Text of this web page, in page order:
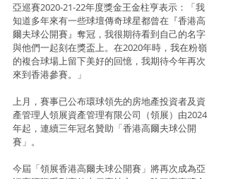
亞巡賽2020-21-22年度獎金王金柱亨表示：「我
知道多年來有一些球壇傳奇球星都曾在『香港高
爾夫球公開賽』奪冠，我很期待看到自己的名字
與他們一起刻在獎盃上。在2020年時，我在粉嶺
的複合球場上留下美好的回憶，我期待今年再次
來到香港參賽。」
上月，賽事已公布環球領先的房地產投資者及資
產管理人領展資產管理有限公司（領展）由2024
年起，連續三年冠名贊助「香港高爾夫球公開
賽」。
今屆「領展香港高爾夫球公開賽」將再次成為亞